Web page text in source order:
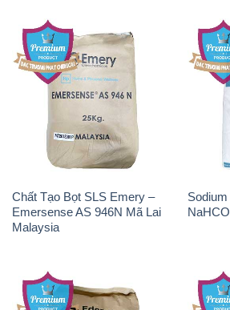
Chất Tạo Bọt SLS Emery –
Emersense AS 946N Mã Lai
Malaysia